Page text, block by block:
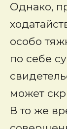
Однако,
особо
по себе
может
В то же